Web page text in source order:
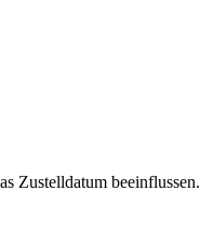
Zustelldatum beeinflussen.